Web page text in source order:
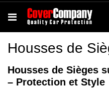
Housses de
Housses de Sièges
– Protection et Style